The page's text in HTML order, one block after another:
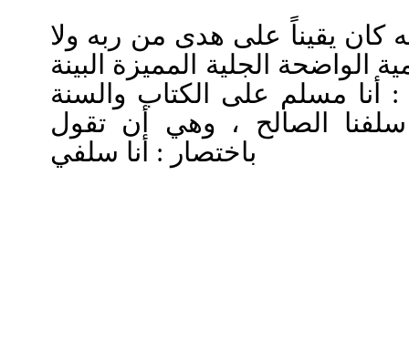
يقيناً على هدى من ربه ولا
الواضحة الجلية المميزة البينة
مسلم على الكتاب والسنة
الصالح ، وهي أن تقول
باختصار : أنا سلفي